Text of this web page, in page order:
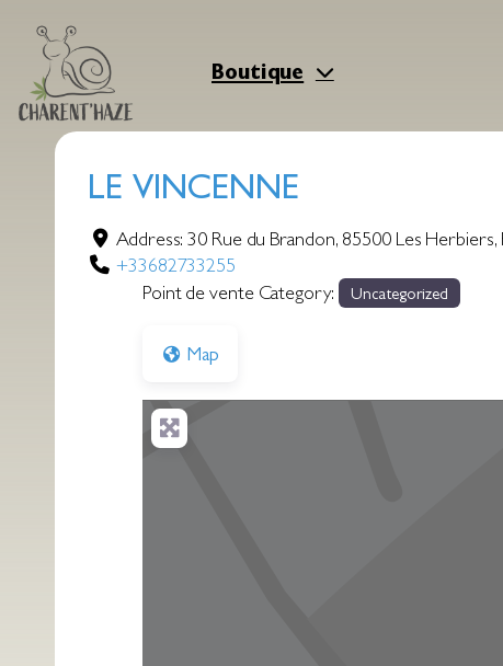
contenu
Boutique
LE VINCENNE
Address:30 Rue du Brandon, 85500 Les Herbiers,
+33682733255
Point de vente Category:
Uncategorized
Map